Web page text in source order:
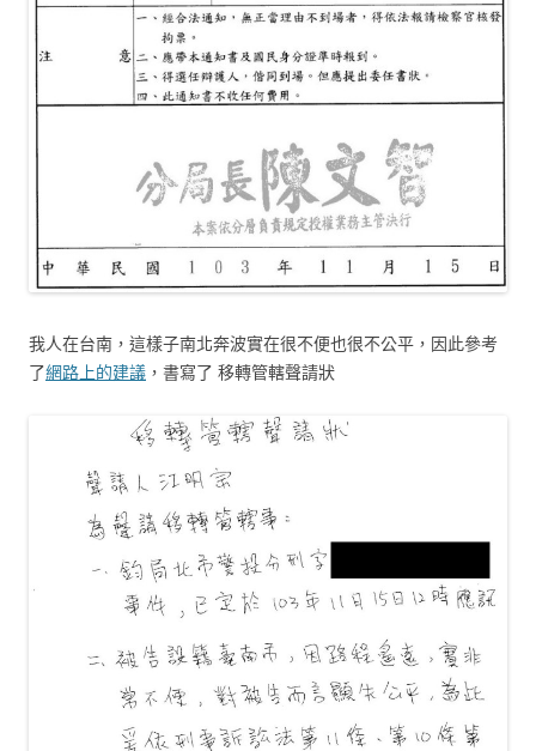
我人在台南，這樣子南北奔波實在很不便也很不公平，因此參考
了網路上的建議 ，書寫了 移轉管轄聲請狀